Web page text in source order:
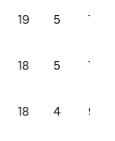
19 5 7
18 5 7
18 4 9